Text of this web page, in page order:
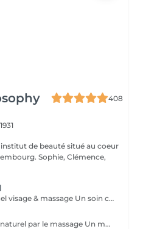
408
de beauté situé au coeur
Clémence,
Soin Complet Yoga Facial Rituel visage & massage Un soin complet qui associe les étapes essentielles d'un soin du visage à la puissance du Massage Yoga Facial. Après un nettoyage en profondeur, une exfoliation et un travail ciblé de la peau, le massage vient stimuler les muscles, relancer les circulations et relâcher les tensions du visage. Ce rituel se poursuit par l'application de soins adaptés afin d'hydrater, rééquilibrer et révéler l'éclat naturel de votre peau. Le visage paraît plus lisse, plus lumineux et naturellement redessiné. Un soin idéal pour celles et ceux qui souhaitent allier efficacité, relaxation et résultats visibles. Comme chaque soin chez So'Phy, le protocole est adapté en fonction des besoins de votre peau.
Massage Yoga Facial Le lifting naturel par le massage Un massage du visage dynamique et profond qui stimule les muscles et relance les circulations pour redessiner les contours du visage. Grâce à des manuvres expertes et à l'utilisation d'outils spécifiques comme le Gua Sha et les Mushrooms, ce soin agit à la fois sur la tonicité de la peau et la détente des tensions faciales. Il permet de lisser les traits, d'illuminer le teint et de révéler un visage plus reposé et naturellement sculpté. Un soin idéal pour celles et ceux qui recherchent un effet visible, tout en profitant d'un moment de relâchement profond. Comme chaque soin chez So'Phy, le massage est adapté en fonction des besoins de votre peau et des tensions observées.